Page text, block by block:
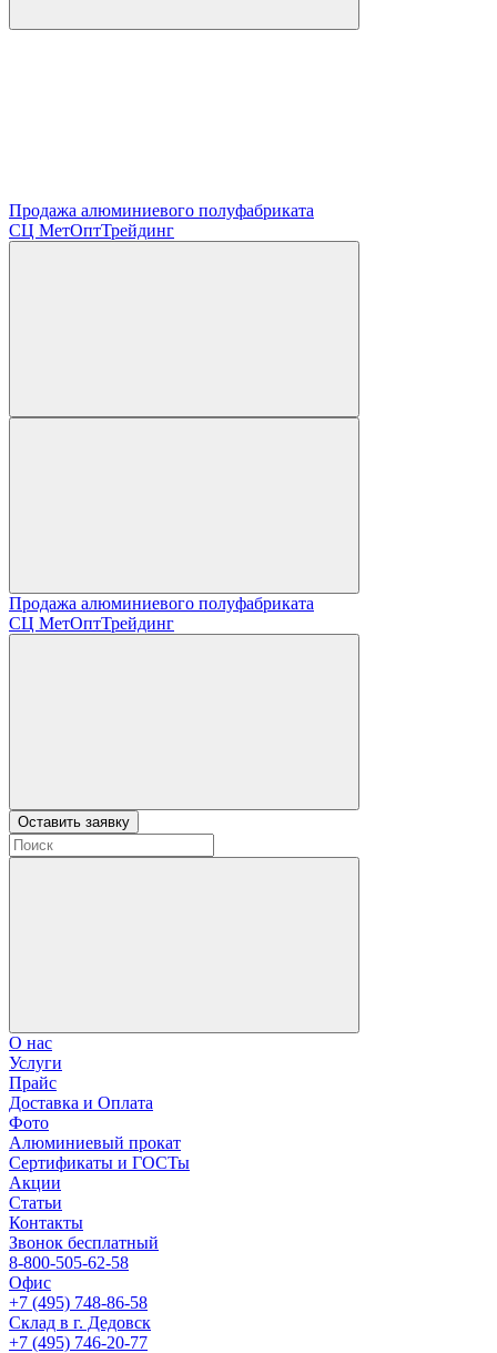
Продажа алюминиевого полуфабриката
СЦ МетОптТрейдинг
Продажа алюминиевого полуфабриката
СЦ МетОптТрейдинг
Оставить заявку
О нас
Услуги
Прайс
Доставка и Оплата
Фото
Алюминиевый прокат
Сертификаты и ГОСТы
Акции
Статьи
Контакты
Звонок бесплатный
8-800-505-62-58
Офис
+7 (495) 748-86-58
Склад в г. Дедовск
+7 (495) 746-20-77